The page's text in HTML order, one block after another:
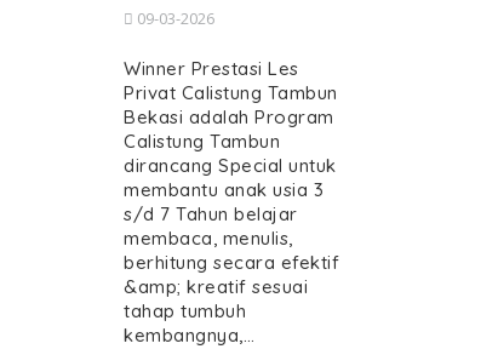
09-03-2026
Winner Prestasi Les
Privat Calistung Tambun
Bekasi adalah Program
Calistung Tambun
dirancang Special untuk
membantu anak usia 3
s/d 7 Tahun belajar
membaca, menulis,
berhitung secara efektif
&amp; kreatif sesuai
tahap tumbuh
kembangnya,…